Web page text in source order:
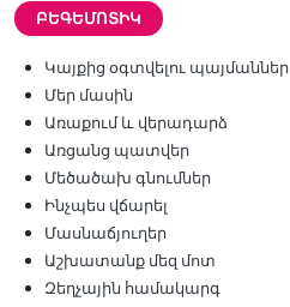
ԲԵԳԵՄՈՏԻԿ
Կայքից օգտվելու պայմաններ
Մեր մասին
Առաքում և վերադարձ
Առցանց պատվեր
Մեծածախ գնումներ
Ինչպես վճարել
Մասնաճյուղեր
Աշխատանք մեզ մոտ
Զեղչային համակարգ